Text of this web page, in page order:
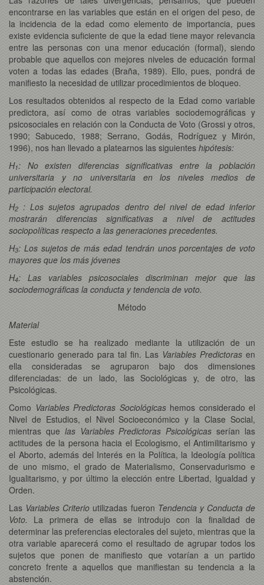
encontrarse en las variables que están en el origen del peso, de
la incidencia de la edad como elemento de importancia, pues
existe evidencia suficiente de que la edad tiene mayor relevancia
entre las personas con una menor educación (formal), siendo
probable que aquellos con mejores niveles de educación formal
voten a todas las edades (Braña, 1989). Ello, pues, pondrá de
manifiesto la necesidad de utilizar procedimientos de bloqueo.
Los resultados obtenidos al respecto de la Edad como variable
predictora, así como de otras variables sociodemográficas y
psicosociales en relación con la Conducta de Voto (Grossi y otros,
1990; Sabucedo, 1988; Serrano, Godás, Rodríguez y Mirón,
1996), nos han llevado a platearnos las siguientes hipótesis:
H1: No existen diferencias significativas entre la población
universitaria y no universitaria en los niveles medios de
participación electoral.
H2 : Los sujetos agrupados dentro del nivel de edad inferior
mostrarán diferencias significativas a nivel de actitudes
sociopolíticas respecto a las generaciones precedentes.
H3: Los sujetos de más edad tendrán unos porcentajes de voto
mayores que los más jóvenes
H4: Las variables psicosociales discriminan mejor que las
sociodemográficas la conducta y tendencia de voto.
Método
Material
Este estudio se ha realizado mediante la utilización de un
cuestionario generado para tal fin. Las Variables Predictoras en
ella consideradas se agruparon bajo dos dimensiones
diferenciadas: de un lado, las Sociológicas y, de otro, las
Psicológicas.
Como Variables Predictoras Sociológicashemos considerado el
Nivel de Estudios, el Nivel Socioeconómico y la Clase Social,
mientras que las Variables Predictoras Psicológicasserían las
actitudes de la persona hacia el Ecologismo, el Antimilitarismo y
el Aborto, además del Interés en la Política, la Ideología política
de uno mismo, el grado de Materialismo, Conservadurismo e
Igualitarismo, y por último la elección entre Libertad, Igualdad y
Orden.
Las Variables Criterio utilizadas fueron Tendencia y Conducta de
Voto. La primera de ellas se introdujo con la finalidad de
determinar las preferencias electorales del sujeto, mientras que la
otra variable aparecerá como el resultado de agrupar todos los
sujetos que ponen de manifiesto que votarían a un partido
concreto frente a aquellos que manifiestan su tendencia a la
abstención.